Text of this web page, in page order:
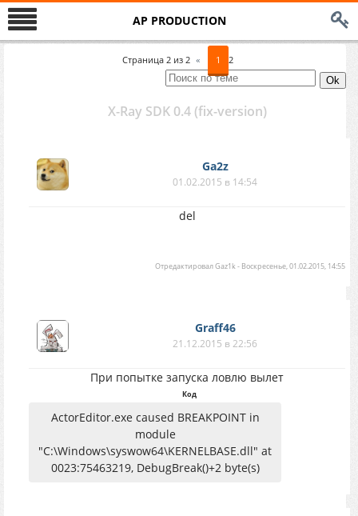
AP PRODUCTION
Страница 2 из 2 « 1 2
X-Ray SDK 0.4 (fix-version)
Ga2z
01.02.2015 в 14:54
del
ОтредактировалGaz1k- Воскресенье, 01.02.2015, 14:55
Graff46
21.12.2015 в 22:56
При попытке запуска ловлю вылет
Код
ActorEditor.exe caused BREAKPOINT in
module
"C:\Windows\syswow64\KERNELBASE.dll" at
0023:75463219, DebugBreak()+2 byte(s)